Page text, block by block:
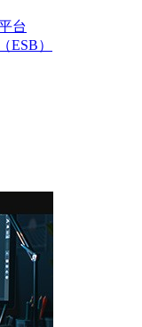
台
ESB）